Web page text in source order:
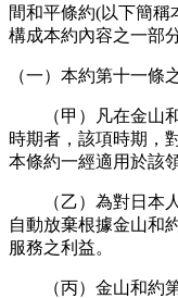
間和平條約(以下簡
構成本約內容之一部
（一）本約第十一條
（甲）凡在金山和
時期者，該項時期，
本條約一經適用於該
（乙）為對日本人
自動放棄根據金山和
服務之利益。
（丙）金山和約第